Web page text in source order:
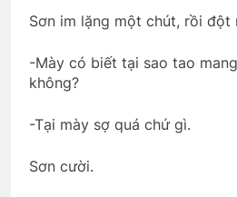
Sơn im lặng một chút, rồi đột
-Mày có biết tại sao tao
không?
-Tại mày sợ quá chứ gì.
Sơn cười.